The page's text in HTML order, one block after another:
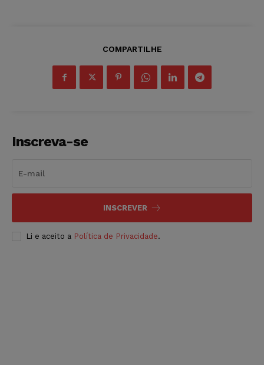
COMPARTILHE
Inscreva-se
INSCREVER
Li e aceito a Política de Privacidade.